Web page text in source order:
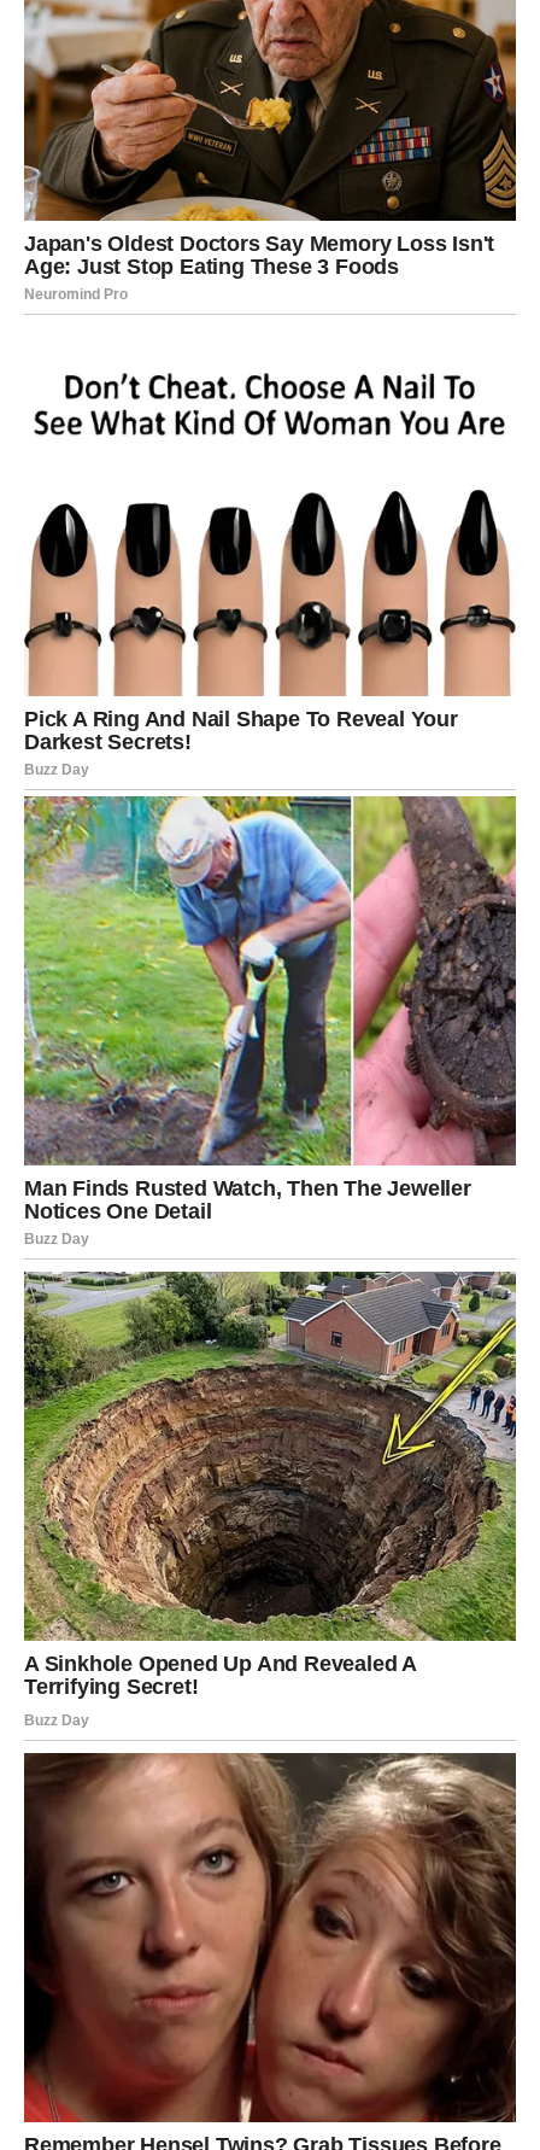
zahvalnost, sada može početi da se vraća na neočekivane
načine.
Neko će dobiti podršku od osobe kojoj je nekada
pomogao. Neko će ostvariti uspeh koji je godinama
strpljivo gradio. Postoje Bikovi kojima dolazi period
emotivnog zadovoljstva jer će konačno videti da su
određene žrtve imale smisla.
Karma često ne vraća stvari na isti način na koji su date.
Zato će mnoge nagrade dolaziti iz pravca iz kojeg ih
Trenuci koji vraćaju veru u sreću
uzalud. Upravo takve trenutke mogu doživeti mnogi
pripadnici ovog znaka.
Biće razloga za ponos. Biće razloga za osmeh. Biće
razloga da se prisete svega kroz šta su prošli i da shvate
kako su određene borbe morale postojati da bi sada
stigle nagrade.
Neki Bikovi će doživeti ostvarenje želje koju nose u sebi
veoma dugo. Drugi će konačno dobiti potvrdu da su
voljeni i cenjeni mnogo više nego što misle.
Takvi događaji ostaviće snažan trag i učiniti da se
određeni period života pamti po lepim emocijama.
Ali karma donosi i kazne koje nije
moguće izbeći
Ipak, karma nikada ne donosi samo nagrade.
Za neke Bikove dolazi vreme suočavanja sa posledicama
prošlih odluka. Nije reč o velikim tragedijama, već o
situacijama koje će ih naterati da se pogledaju u ogledalo
i priznaju sebi određene istine.
Neke tajne mogu biti otkrivene. Neke greške koje su
delovale zaboravljeno mogu ponovo postati važne.
Pojedini odnosi će prolaziti kroz ozbiljna iskušenja
upravo zbog stvari koje su ostale nerešene.
Ono što bude bolelo nije sam događaj, već spoznaja da se
određene posledice više ne mogu zaustaviti.
Mnogi Bikovi će tada shvatiti koliko je važno ono što su
nekada govorili, obećavali ili činili.
Gorke suze zbog ljudi od kojih ste
očekivali najviše
Najveće razočaranje neće dolaziti od neprijatelja.
Naprotiv, gorke suze mogu izazvati upravo osobe kojima
su Bikovi najviše verovali. Neko će pokazati svoje pravo
lice. Neko će doneti odluku koja će zaboleti više nego što
je iko mogao pretpostaviti.
Takvi trenuci biće veoma emotivni jer će se rušiti
određena očekivanja i iluzije. Međutim, upravo kroz takve
događaje karma će pokazati ko zaslužuje da ostane u
životu Bikova, a ko ne.
Iako će pojedine istine boleti, one će istovremeno